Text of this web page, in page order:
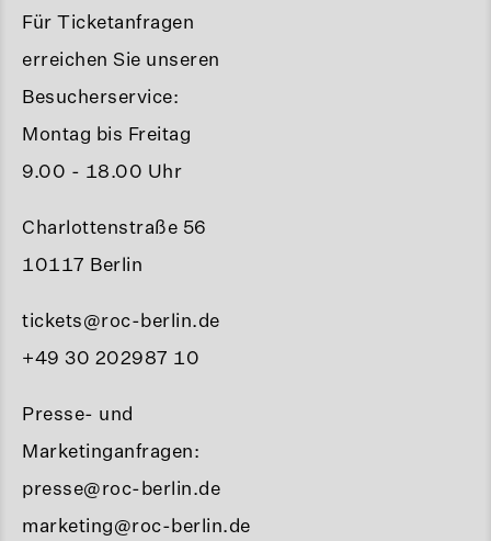
Für Ticketanfragen
erreichen Sie unseren
Besucherservice:
Montag bis Freitag
9.00 - 18.00 Uhr
Charlottenstraße 56
10117 Berlin
tickets@roc-berlin.de
+49 30 202987 10
Presse- und
Marketinganfragen:
presse@roc-berlin.de
marketing@roc-berlin.de